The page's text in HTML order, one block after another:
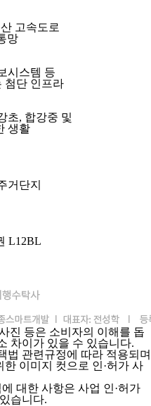
고속도로
망
시스템 등
첨단 인프라
초, 합강중 및
생활
거단지
L12BL
진 등은 소비자의 이해를 돕
차이가 있을 수 있습니다.
관련규정에 따라 적용되며
이미지 컷으로 인·허가 사
대한 사항은 사업 인·허가
습니다.